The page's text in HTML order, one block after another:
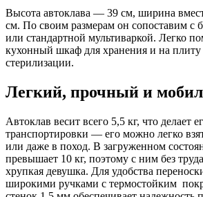
Высота автоклава — 39 см, ширина
см. По своим размерам он сопоставим с
или стандартной мультиваркой. Легко
кухонный шкаф для хранения и на
стерилизации.
Легкий, прочный и
Автоклав весит всего 5,5 кг, что делает
транспортировки — его можно легко
или даже в поход. В загруженном
превышает 10 кг, поэтому с ним без
хрупкая девушка. Для удобства
широкими ручками с термостойким